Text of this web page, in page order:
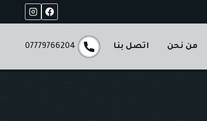
من نحن اتصل بنا 07779766204